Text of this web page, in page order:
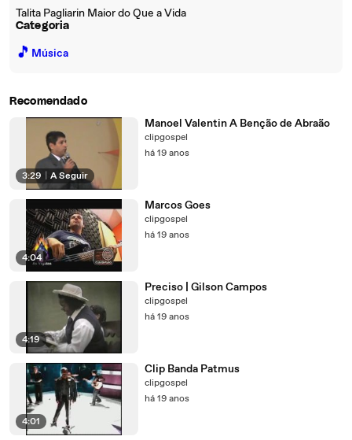
Talita Pagliarin Maior do Que a Vida
Categoria
🎵 Música
Recomendado
3:29 A Seguir
Manoel Valentin A Benção de Abraão
clipgospel
há 19 anos
4:04
Marcos Goes
clipgospel
há 19 anos
4:19
Preciso | Gilson Campos
clipgospel
há 19 anos
4:01
Clip Banda Patmus
clipgospel
há 19 anos